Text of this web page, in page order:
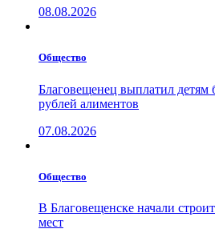
08.08.2026
Общество
Благовещенец выплатил детям
рублей алиментов
07.08.2026
Общество
В Благовещенске начали
мест